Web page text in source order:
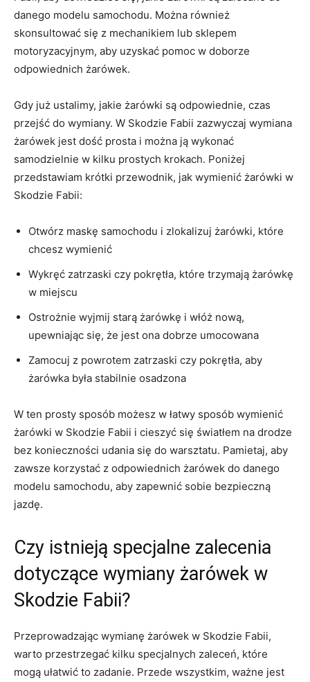
danego ⁣modelu samochodu. Można również
skonsultować się z mechanikiem lub sklepem
motoryzacyjnym, aby uzyskać pomoc w ‍doborze
⁢odpowiednich ‌żarówek.
Gdy już ustalimy,‍ jakie⁣ żarówki są odpowiednie, ⁢czas
przejść do wymiany. ‍W Skodzie Fabii zazwyczaj wymiana
żarówek ⁢jest dość prosta i można ją wykonać ​
samodzielnie w kilku prostych krokach. Poniżej
przedstawiam krótki przewodnik, jak‌ wymienić żarówki w
Skodzie ⁢Fabii:
Otwórz maskę samochodu i zlokalizuj⁤ żarówki, które
‌chcesz wymienić
Wykręć zatrzaski czy pokrętła, które trzymają żarówkę
w⁣ miejscu
Ostrożnie wyjmij starą żarówkę i włóż nową,
⁣upewniając się, że jest ona dobrze umocowana
Zamocuj z powrotem zatrzaski czy pokrętła, aby
żarówka była stabilnie osadzona
W ⁣ten ‌prosty sposób możesz w łatwy sposób ⁣wymienić
żarówki w Skodzie Fabii i cieszyć się światłem na drodze
bez konieczności ⁣udania się do warsztatu. Pamietaj, aby
zawsze korzystać z odpowiednich żarówek‌ do danego
modelu samochodu, aby zapewnić ⁣sobie bezpieczną ​
jazdę.
Czy istnieją specjalne zalecenia
dotyczące ‌wymiany żarówek w
Skodzie Fabii?
Przeprowadzając wymianę żarówek w Skodzie Fabii,
warto przestrzegać kilku specjalnych zaleceń, które
mogą ułatwić to zadanie. Przede wszystkim, ​ważne jest